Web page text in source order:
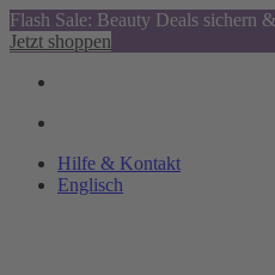
Flash Sale: Beauty Deals sichern
Jetzt shoppen
Hilfe & Kontakt
Englisch